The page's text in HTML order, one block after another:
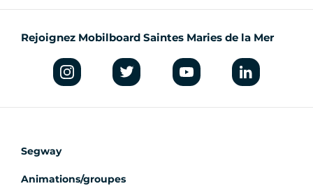
Rejoignez Mobilboard Saintes Maries de la Mer
Segway
Animations/groupes